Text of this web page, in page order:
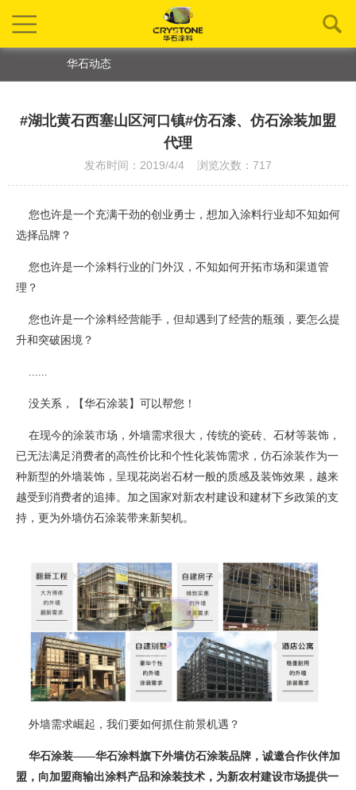
华石动态
#湖北黄石西塞山区河口镇#仿石漆、仿石涂装加盟
代理
发布时间：2019/4/4 浏览次数：717
您也许是一个充满干劲的创业勇士，想加入涂料行业却不知如何
选择品牌？
您也许是一个涂料行业的门外汉，不知如何开拓市场和渠道管
理？
您也许是一个涂料经营能手，但却遇到了经营的瓶颈，要怎么提
升和突破困境？
......
没关系，【华石涂装】可以帮您！
在现今的涂装市场，外墙需求很大，传统的瓷砖、石材等装饰，
已无法满足消费者的高性价比和个性化装饰需求，仿石涂装作为一
种新型的外墙装饰，呈现花岗岩石材一般的质感及装饰效果，越来
越受到消费者的追捧。加之国家对新农村建设和建材下乡政策的支
持，更为外墙仿石涂装带来新契机。
外墙需求崛起，我们要如何抓住前景机遇？
华石涂装——华石涂料旗下外墙仿石涂装品牌，诚邀合作伙伴加
盟，向加盟商输出涂料产品和涂装技术，为新农村建设市场提供一